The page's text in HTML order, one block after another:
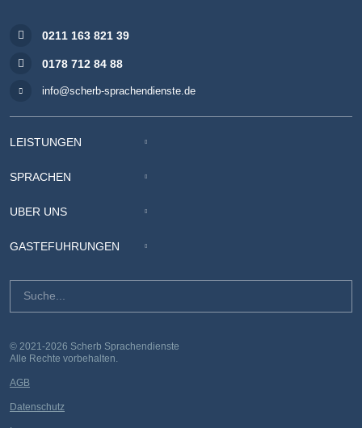
0211 163 821 39
0178 712 84 88
info@scherb-sprachendienste.de
LEISTUNGEN
SPRACHEN
ÜBER UNS
GÄSTEFÜHRUNGEN
© 2021-2026 Scherb Sprachendienste
Alle Rechte vorbehalten.
AGB
Datenschutz